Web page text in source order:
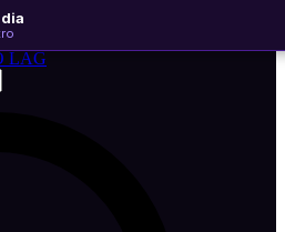
WhatsApp
LAG